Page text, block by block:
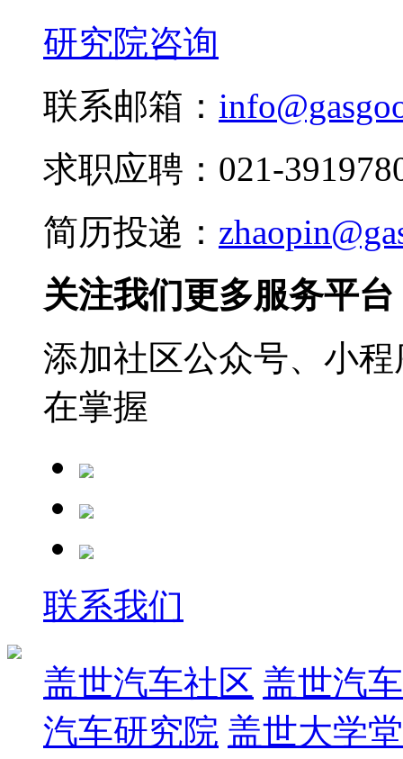
研究院咨询
联系邮箱：
求职应聘：021-
简历投递：
关注我们更多服务平台
添加社区公众号、小
在掌握
联系我们
盖世汽车社区 盖世汽
汽车研究院 盖世大学堂